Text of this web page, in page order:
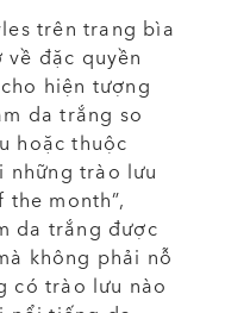
trên trang bìa
đặc quyền
hiện tượng
da trắng so
hoặc thuộc
những trào lưu
the month”,
da trắng được
không phải nỗ
có trào lưu nào